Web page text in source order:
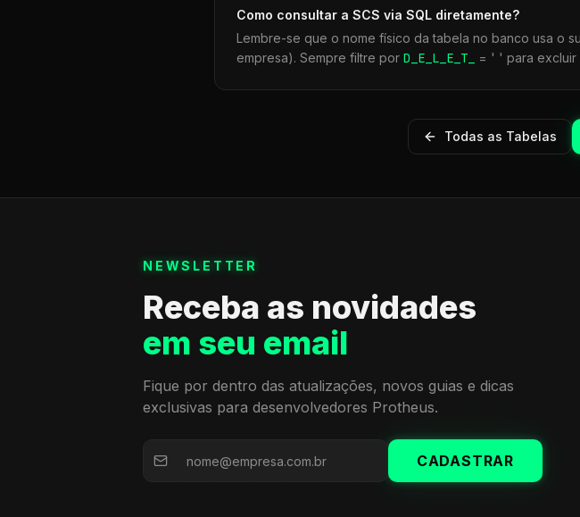
Como consultar a SCS via SQL diretamente?
Lembre-se que o nome físico da tabela no banco usa o
empresa). Sempre filtre por D_E_L_E_T_ = ' ' para excluir
Todas as Tabelas
NEWSLETTER
Receba as novidades
em seu email
Fique por dentro das atualizações, novos guias e dicas
exclusivas para desenvolvedores Protheus.
CADASTRAR